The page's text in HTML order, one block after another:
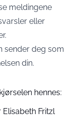
meldingene
eller
sender deg som
din.
hennes:
Elisabeth Fritzl